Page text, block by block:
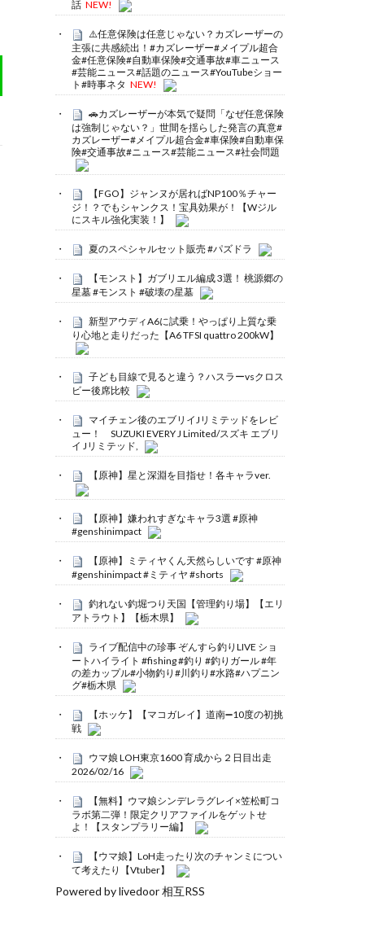
話 NEW!
⚠️任意保険は任意じゃない？カズレーザーの
主張に共感続出！#カズレーザー#メイプル超合
金#任意保険#自動車保険#交通事故#車ニュース
#芸能ニュース#話題のニュース#YouTubeショー
ト#時事ネタ NEW!
🚗カズレーザーが本気で疑問「なぜ任意保険
は強制じゃない？」世間を揺らした発言の真意#
カズレーザー#メイプル超合金#車保険#自動車保
険#交通事故#ニュース#芸能ニュース#社会問題
【FGO】ジャンヌが居ればNP100％チャー
ジ！？でもシャンクス！宝具効果が！【Wジル
にスキル強化実装！】
夏のスペシャルセット販売 #パズドラ
【モンスト】ガブリエル編成 3選！ 桃源郷の
星墓 #モンスト #破壊の星墓
新型アウディA6に試乗！やっぱり上質な乗
り心地と走りだった【A6 TFSI quattro 200kW】
子ども目線で見ると違う？ハスラーvsクロス
ビー後席比較
マイチェン後のエブリイJリミテッドをレビ
ュー！ SUZUKI EVERY J Limited/スズキ エブリ
イ Jリミテッド,
【原神】星と深淵を目指せ！各キャラver.
【原神】嫌われすぎなキャラ3選 #原神
#genshinimpact
【原神】ミティヤくん天然らしいです #原神
#genshinimpact #ミティヤ #shorts
釣れない釣堀つり天国【管理釣り場】【エリ
アトラウト】【栃木県】
ライブ配信中の珍事 ぞんすら釣りLIVE ショ
ートハイライト #fishing #釣り #釣りガール #年
の差カップル#小物釣り#川釣り#水路#ハプニン
グ#栃木県
【ホッケ】【マコガレイ】道南➖10度の初挑
戦
ウマ娘 LOH東京1600 育成から２日目出走
2026/02/16
【無料】ウマ娘シンデレラグレイ×笠松町コ
ラボ第二弾！限定クリアファイルをゲットせ
よ！【スタンプラリー編】
【ウマ娘】LoH走ったり次のチャンミについ
て考えたり【Vtuber】
Powered by livedoor 相互RSS